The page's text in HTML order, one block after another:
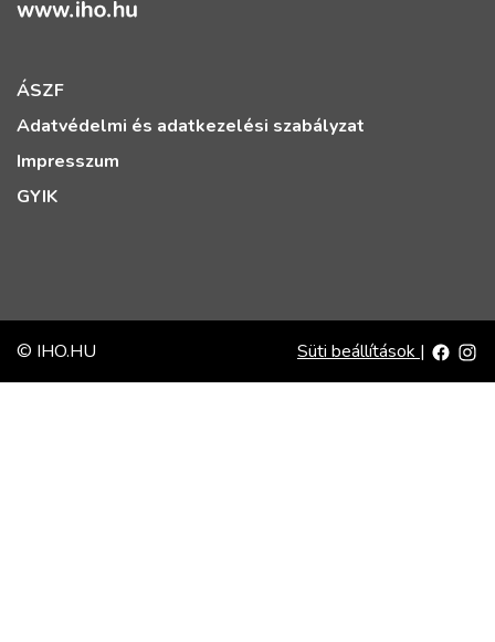
ÁSZF
Adatvédelmi és adatkezelési szabályzat
Impresszum
GYIK
© IHO.HU Süti beállítások |